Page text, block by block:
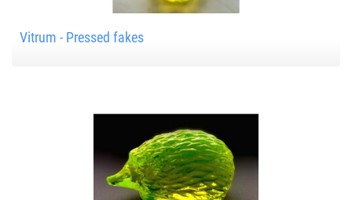
Vitrum - Pressed fakes